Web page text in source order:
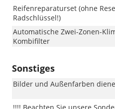
Reifenreparaturset (ohne
Radschlüssel!)
Automatische Zwei-Zonen-
Kombifilter
Sonstiges
Bilder und Außenfarben